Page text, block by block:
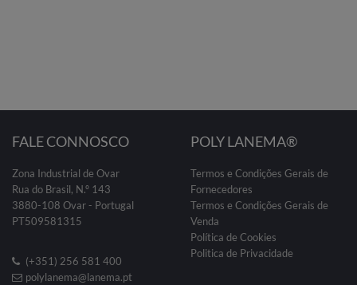
FALE CONNOSCO
Zona Industrial de Ovar
Rua do Brasil, N.º 143
3880-108 Ovar - Portugal
PT509581315
(+351) 256 581 400
polylanema@lanema.pt
POLY LANEMA®
Termos e Condições Gerais de
Fornecedores
Termos e Condições Gerais de
Venda
Política de Cookies
Politica de Privacidade